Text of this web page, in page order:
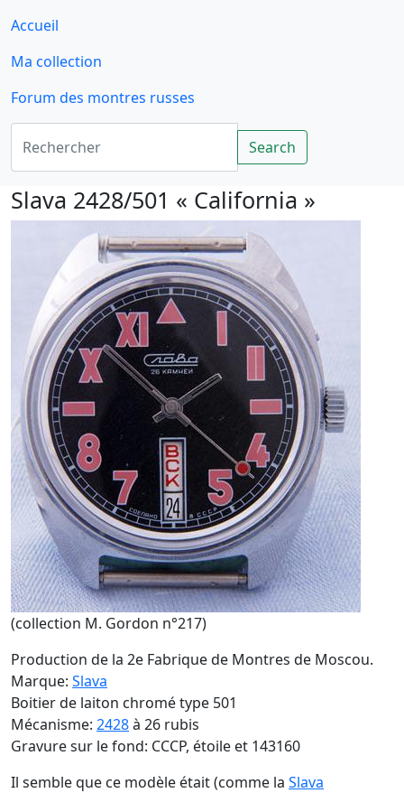
Accueil
Ma collection
Forum des montres russes
Rechercher
Search
Slava 2428/501 « California »
(collection M. Gordon n°217)
Production de la 2e Fabrique de Montres de Moscou.
Marque: Slava
Boitier de laiton chromé type 501
Mécanisme: 2428à 26 rubis
Gravure sur le fond: CCCP, étoile et 143160
Il semble que ce modèle était (comme la Slava